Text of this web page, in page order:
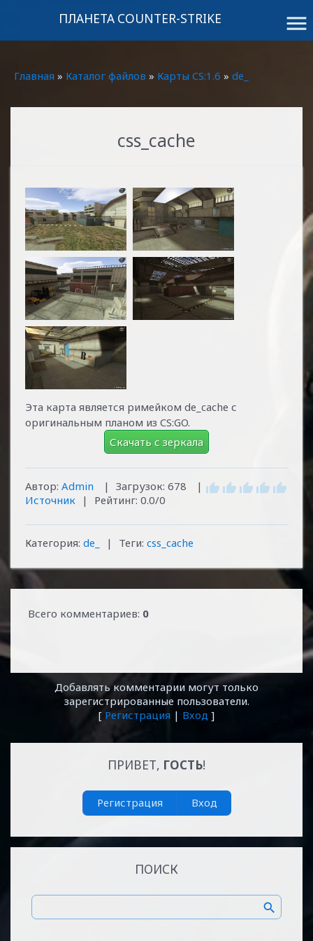
menu
ПЛАНЕТА COUNTER-STRIKE
Главная » Каталог файлов » Карты CS:1.6 » de_
css_cache
Эта карта является римейком de_cache с
оригинальным планом из CS:GO.
Скачать с зеркала
Автор: Admin | Загрузок: 678
|
Источник | Рейтинг: 0.0/0
Категория: de_ | Теги: css_cache
Всего комментариев: 0
Добавлять комментарии могут только
зарегистрированные пользователи.
[ Регистрация | Вход ]
ПРИВЕТ, ГОСТЬ!
Регистрация Вход
ПОИСК